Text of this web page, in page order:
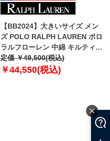
【BB2024】大きいサイズ メン
ズ POLO RALPH LAUREN ポロ
ラルフローレン 中綿 キルティン
グ ベスト USA直輸入
710949962-002
定価 ￥49,500(税込)
￥44,550(税込)